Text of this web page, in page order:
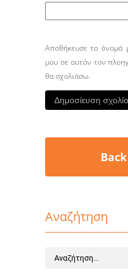
Αποθήκευσε το όνομά
μου σε αυτόν τον
θα σχολιάσω.
Αναζήτηση